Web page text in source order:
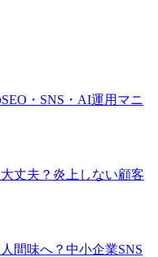
・SNS・AI運用マニ
丈夫？炎上しない顧客
間味へ？中小企業SNS